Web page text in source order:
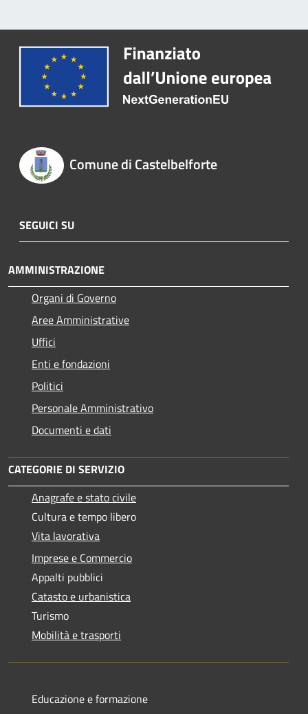
Comune di Castelbelforte
SEGUICI SU
AMMINISTRAZIONE
Organi di Governo
Aree Amministrative
Uffici
Enti e fondazioni
Politici
Personale Amministrativo
Documenti e dati
CATEGORIE DI SERVIZIO
Anagrafe e stato civile
Cultura e tempo libero
Vita lavorativa
Imprese e Commercio
Appalti pubblici
Catasto e urbanistica
Turismo
Mobilità e trasporti
Educazione e formazione